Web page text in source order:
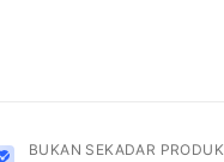
BUKAN SEKADAR PRODUK